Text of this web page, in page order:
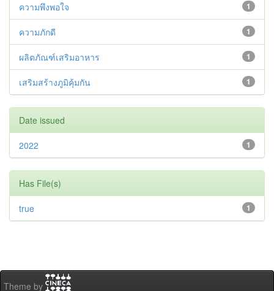
1
ความพึงพอใจ
1
ความภักดี
1
ผลิตภัณฑ์เสริมอาหาร
1
เสริมสร้างภูมิคุ้มกัน
Date issued
1
2022
Has File(s)
1
true
Theme by